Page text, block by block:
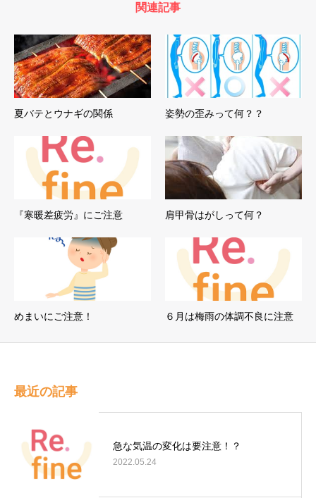
関連記事
夏バテとウナギの関係 姿勢の歪みって何？？
『寒暖差疲労』にご注意 肩甲骨はがしって何？
めまいにご注意！ ６月は梅雨の体調不良に注意
最近の記事
急な気温の変化は要注意！？
2022.05.24